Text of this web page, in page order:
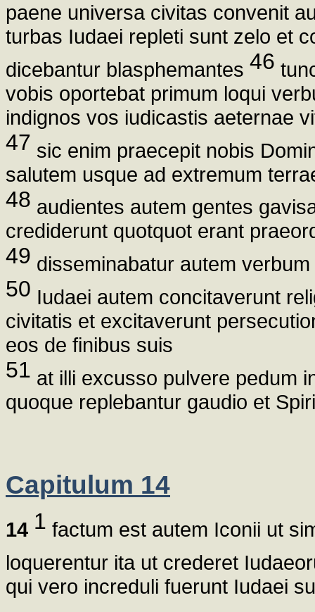
paene universa civitas convenit
turbas Iudaei repleti sunt zelo et
dicebantur blasphemantes 46
vobis oportebat primum loqui
indignos vos iudicastis aeternae
47 sic enim praecepit nobis
salutem usque ad extremum
48 audientes autem gentes
crediderunt quotquot erant
49 disseminabatur autem
50 Iudaei autem concitaverunt
civitatis et excitaverunt
eos de finibus suis
51 at illi excusso pulvere pedum
quoque replebantur gaudio et
Capitulum 14
14 1 factum est autem Iconii ut
loquerentur ita ut crederet
qui vero increduli fuerunt Iudaei